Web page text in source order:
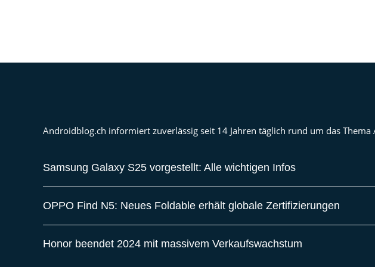
Androidblog.ch informiert zuverlässig seit 14 Jahren täglich rund um das
Samsung Galaxy S25 vorgestellt: Alle wichtigen Infos
OPPO Find N5: Neues Foldable erhält globale Zertifizierungen
Honor beendet 2024 mit massivem Verkaufswachstum